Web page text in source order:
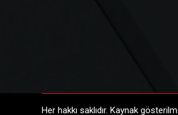
Her hakkı saklıdır. Kaynak